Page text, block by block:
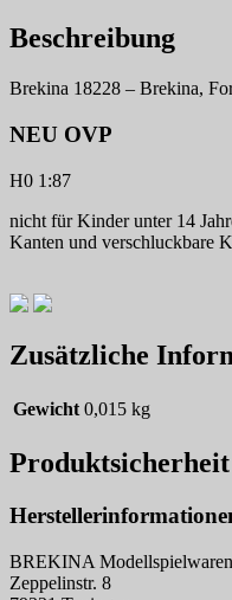
Beschreibung
Brekina 18228 – Brekina,
NEU OVP
H0 1:87
nicht für Kinder unter 14
Kanten und verschluckbare
Zusätzliche
Gewicht 0,015 kg
Produktsicherheit
BREKINA
Zeppelinstr. 8